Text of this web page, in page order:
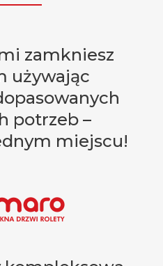
zamkniesz
używając
potrzeb –
miejscu!